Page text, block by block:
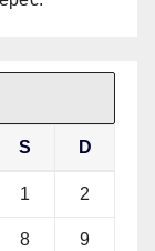
S D
1 2
8 9